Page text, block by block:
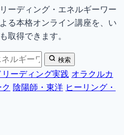
ーディング・エネルギーワー
る本格オンライン講座を、い
取得できます。
検索
リーディング実践 オラクルカ
陰陽師・東洋 ヒーリング・